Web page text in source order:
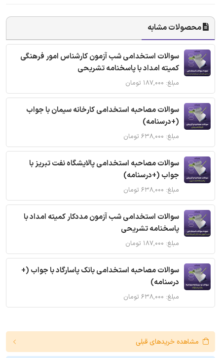
محصولات مشابه
سوالات استخدامی شب آزمون کارشناس امور فرهنگی
کمیته امداد با پاسخنامه تشریحی
مبلغ: ۱۸۷,۰۰۰ تومان
سوالات مصاحبه استخدامی کارخانه سیمان با جواب
(+درسنامه)
مبلغ: ۶۳۸,۰۰۰ تومان
سوالات مصاحبه استخدامی پالایشگاه نفت تبریز با
جواب (+درسنامه)
مبلغ: ۶۳۸,۰۰۰ تومان
سوالات استخدامی شب آزمون مددکار کمیته امداد با
پاسخنامه تشریحی
مبلغ: ۱۸۷,۰۰۰ تومان
سوالات مصاحبه استخدامی بانک پاسارگاد با جواب (+
درسنامه)
مبلغ: ۶۳۸,۰۰۰ تومان
مشاهده خریدهای قبلی